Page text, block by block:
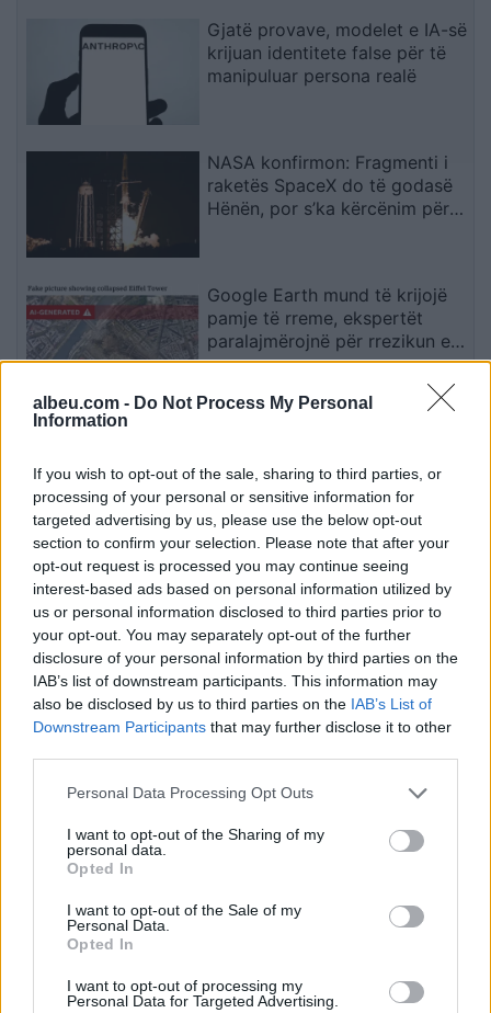
albeu.com - Do Not Process My Personal
Information
If you wish to opt-out of the sale, sharing to third parties, or
processing of your personal or sensitive information for
targeted advertising by us, please use the below opt-out
section to confirm your selection. Please note that after your
opt-out request is processed you may continue seeing
interest-based ads based on personal information utilized by
us or personal information disclosed to third parties prior to
your opt-out. You may separately opt-out of the further
disclosure of your personal information by third parties on the
IAB’s list of downstream participants. This information may
also be disclosed by us to third parties on the IAB’s List of
Downstream Participants that may further disclose it to other
Personal Data Processing Opt Outs
I want to opt-out of the Sharing of my
personal data.
Opted In
I want to opt-out of the Sale of my
Personal Data.
Opted In
I want to opt-out of processing my
Personal Data for Targeted Advertising.
Gjatë provave, modelet e IA-së
krijuan identitete false për të
manipuluar persona realë
NASA konfirmon: Fragmenti i
raketës SpaceX do të godasë
Hënën, por s’ka kërcënim për
Google Earth mund të krijojë
pamje të rreme, ekspertët
paralajmërojnë për rrezikun e
dezinformimit
kërkojnë frenimin e zhvillimit të
IA-së
Esim for Global
Esim for USA|Esim for Italy| Esim for Spain|Esim